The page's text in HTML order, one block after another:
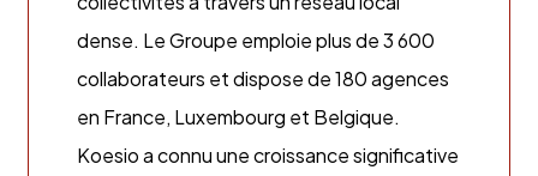
dense. Le Groupe emploie plus de 3 600
collaborateurs et dispose de 180 agences
en France, Luxembourg et Belgique.
Koesio a connu une croissance significative